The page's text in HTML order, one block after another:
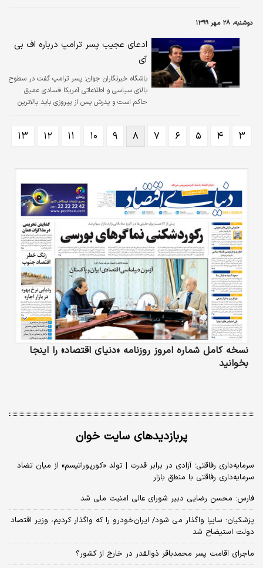
نبوده، چراکه باعث کمبود جنس در بازار شده است. البته تا هفته‌های آینده عرضه
میزان قابل‌توجهی تبلت و لپ‌تاپ به بازار شروع می‌شود و انتظار می‌رود با این عرضه
نرخ‌ این کالای اساسی پایین‌تر بیاید.
دوشنبه، ۲۸ مهر ۱۳۹۹
ادعای عجیب پسر ترامپ درباره اف بی
آی
باشگاه خبرنگاران جوان: پسر ترامپ گفت در سطوح
بالای سیاسی و اطلاعاتی آمریکا فسادی عمیق
حاکم است و پدرش پس از پیروزی باید بالاترین
۳ ۴ ۵ ۶ ۷ ۸ ۹ ۱۰ ۱۱ ۱۲ ۱۳
نسخه کامل شماره امروز روزنامه «دنیای‌ اقتصاد» را اینجا
بخوانید
پربازدیدهای سایت خوان
سرمایه‌داری رفاقتی؛ آزادی در برابر قدرت | تولد «کورپوراتیسم» از میان تضاد
سرمایه‌داری رفاقتی با منطق بازار
فارس: محسن رضایی دبیر شورای عالی امنیت ملی شد
پزشکیان: سایپا واگذار می شود/ ایران‌خودرو را که واگذار کردیم، وزیر اقتصاد
دولت استیضاح شد
ماجرای اقامت پسر محمدباقر ذوالقدر در خارج از کشور؟